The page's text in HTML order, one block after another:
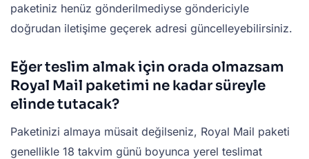
paketiniz henüz gönderilmediyse göndericiyle
doğrudan iletişime geçerek adresi güncelleyebilirsiniz.
Eğer teslim almak için orada olmazsam
Royal Mail paketimi ne kadar süreyle
elinde tutacak?
Paketinizi almaya müsait değilseniz, Royal Mail paketi
genellikle 18 takvim günü boyunca yerel teslimat